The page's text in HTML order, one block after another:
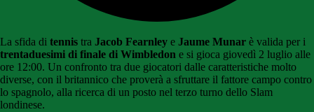
La sfida di tennis tra Jacob Fearnley e Jaume Munar è valida per i
trentaduesimi di finale di Wimbledon e si gioca giovedì 2 luglio alle
ore 12:00. Un confronto tra due giocatori dalle caratteristiche molto
diverse, con il britannico che proverà a sfruttare il fattore campo contro
lo spagnolo, alla ricerca di un posto nel terzo turno dello Slam
londinese.